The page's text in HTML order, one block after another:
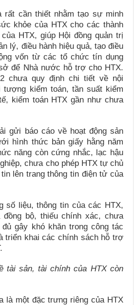
rất cần thiết nhằm tạo sự minh
khỏe của HTX cho các thành
HTX, giúp Hội đồng quản trị
lý, điều hành hiệu quả, tạo điều
vốn từ các tổ chức tín dụng
để Nhà nước hỗ trợ cho HTX.
chưa quy định chi tiết về nội
tượng kiểm toán, tần suất kiểm
kiểm toán HTX gần như chưa
gửi báo cáo về hoạt động sản
hình thức bản giấy hằng năm
năng còn cứng nhắc, lạc hậu
chưa cho phép HTX tự chủ
lên trang thông tin điện tử của
số liệu, thông tin của các HTX,
đồng bộ, thiếu chính xác, chưa
gây khó khăn trong công tác
triển khai các chính sách hỗ trợ
tài sản, tài chính của HTX còn
là một đặc trưng riêng của HTX